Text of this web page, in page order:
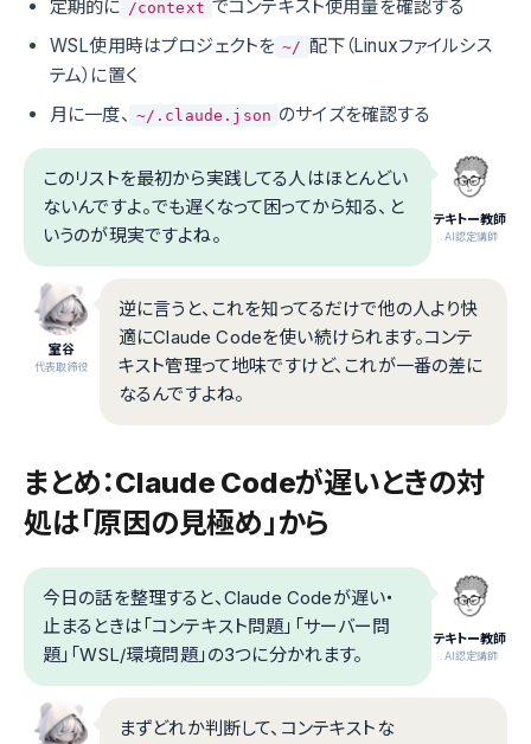
定期的に /context でコンテキスト使用量を確認する
WSL使用時はプロジェクトを ~/ 配下（Linuxファイルシス
テム）に置く
月に一度、 ~/.claude.json のサイズを確認する
テキトー教師
.AI認定講師
このリストを最初から実践してる人はほとんどい
ないんですよ。でも遅くなって困ってから知る、と
いうのが現実ですよね。
室谷
代表取締役
逆に言うと、これを知ってるだけで他の人より快
適にClaude Codeを使い続けられます。コンテ
キスト管理って地味ですけど、これが一番の差に
なるんですよね。
まとめ：Claude Codeが遅いときの対
処は「原因の見極め」から
テキトー教師
.AI認定講師
今日の話を整理すると、Claude Codeが遅い・
止まるときは「コンテキスト問題」「サーバー問
題」「WSL/環境問題」の3つに分かれます。
まずどれか判断して、コンテキストな